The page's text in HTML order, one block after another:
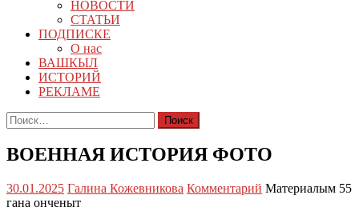
НОВОСТИ
СТАТЬИ
ПОДПИСКЕ
О нас
ВАШКЫЛ
ИСТОРИЙ
РЕКЛАМЕ
Найти:
ВОЕННАЯ ИСТОРИЯ ФОТО
30.01.2025 Галина Кожевникова Комментарий Материалым 55
гана онченыт